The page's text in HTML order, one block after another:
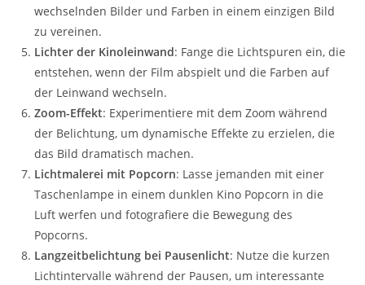
wechselnden Bilder und Farben in einem einzigen Bild
zu vereinen.
Lichter der Kinoleinwand: Fange die Lichtspuren ein, die
entstehen, wenn der Film abspielt und die Farben auf
der Leinwand wechseln.
Zoom-Effekt: Experimentiere mit dem Zoom während
der Belichtung, um dynamische Effekte zu erzielen, die
das Bild dramatisch machen.
Lichtmalerei mit Popcorn: Lasse jemanden mit einer
Taschenlampe in einem dunklen Kino Popcorn in die
Luft werfen und fotografiere die Bewegung des
Popcorns.
Langzeitbelichtung bei Pausenlicht: Nutze die kurzen
Lichtintervalle während der Pausen, um interessante